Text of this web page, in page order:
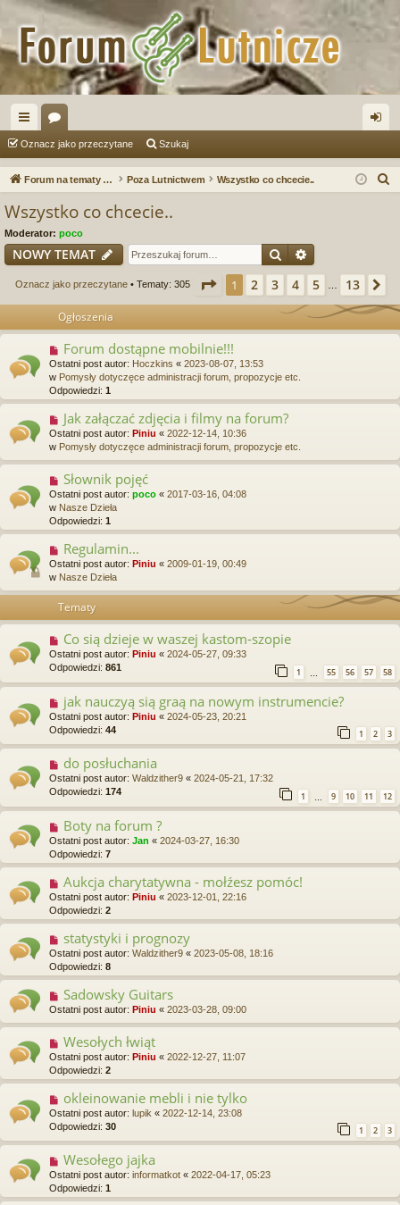
ię
ce
or
a og
Oznacz jako przeczytane Szukaj
Forum na tematy budowy instrumentów Poza Lutnictwem Wszystko co chcecie..
Wszystko co chcecie..
Moderator: poco
NOWY TEMAT Szukaj
Oznacz jako przeczytane• Tematy: 305 Strona z 13
1 2 3 4 5 13
Ogłoszenia
Forum dostąpne mobilnie!!!
Ostatni post autor: Hoczkins « 2023-08-07, 13:53
w Pomysły dotyczęce administracji forum, propozycje etc.
Odpowiedzi: 1
Jak załączać zdjęcia i filmy na forum?
Ostatni post autor: Piniu « 2022-12-14, 10:36
w Pomysły dotyczęce administracji forum, propozycje etc.
Słownik pojęć
Ostatni post autor: poco « 2017-03-16, 04:08
w Nasze Dzieła
Odpowiedzi: 1
Regulamin...
Ostatni post autor: Piniu « 2009-01-19, 00:49
w Nasze Dzieła
Tematy
Co sią dzieje w waszej kastom-szopie
Ostatni post autor: Piniu « 2024-05-27, 09:33
Odpowiedzi: 861 1 55 56 57 58
jak nauczyą sią graą na nowym instrumencie?
Ostatni post autor: Piniu « 2024-05-23, 20:21
Odpowiedzi: 44 1 2 3
do posłuchania
Ostatni post autor: Waldzither9 « 2024-05-21, 17:32
Odpowiedzi: 174 1 9 10 11 12
Boty na forum ?
Ostatni post autor: Jan « 2024-03-27, 16:30
Odpowiedzi: 7
Aukcja charytatywna - mołźesz pomóc!
Ostatni post autor: Piniu « 2023-12-01, 22:16
Odpowiedzi: 2
statystyki i prognozy
Ostatni post autor: Waldzither9 « 2023-05-08, 18:16
Odpowiedzi: 8
Sadowsky Guitars
Ostatni post autor: Piniu « 2023-03-28, 09:00
Wesołych łwiąt
Ostatni post autor: Piniu « 2022-12-27, 11:07
Odpowiedzi: 2
okleinowanie mebli i nie tylko
Ostatni post autor: lupik « 2022-12-14, 23:08
Odpowiedzi: 30 1 2 3
Wesołego jajka
Ostatni post autor: informatkot « 2022-04-17, 05:23
Odpowiedzi: 1